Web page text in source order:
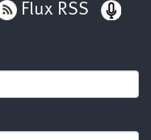
Flux RSS